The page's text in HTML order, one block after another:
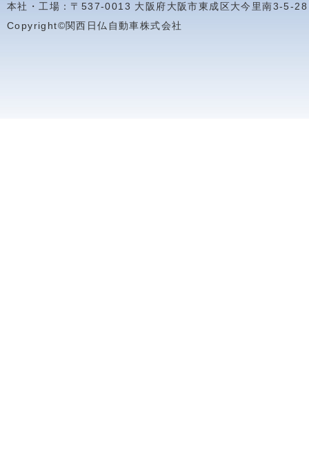
本社・工場：〒537-0013 大阪府大阪市東成区大今里南3-5-28
Copyright©関西日仏自動車株式会社